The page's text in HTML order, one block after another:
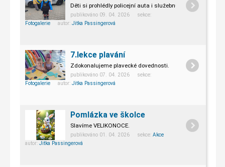
Děti si prohlédly policejní auta i služebnu.
publikováno 09. 04. 2026 sekce:
Fotogalerie autor: Jitka Passingerová
7.lekce plavání
Zdokonalujeme plavecké dovednosti.
publikováno 07. 04. 2026 sekce:
Fotogalerie autor: Jitka Passingerová
Pomlázka ve školce
Slavíme VELIKONOCE.
publikováno 01. 04. 2026 sekce: Akce
autor: Jitka Passingerová